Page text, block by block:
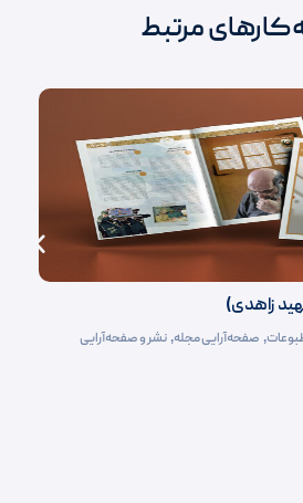
مرتبط
زاهدی)
, صفحه‌آرایی مجله, نشر و صفحه‌آرایی